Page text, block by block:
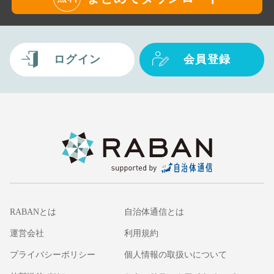
ログイン 会員登録
RABANとは 自治体通信とは
運営会社 利用規約
プライバシーポリシー 個人情報の取扱いについて